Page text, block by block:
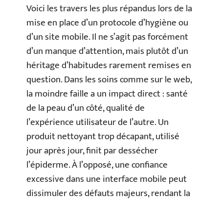
Voici les travers les plus répandus lors de la
mise en place d’un protocole d’hygiène ou
d’un site mobile. Il ne s’agit pas forcément
d’un manque d’attention, mais plutôt d’un
héritage d’habitudes rarement remises en
question. Dans les soins comme sur le web,
la moindre faille a un impact direct : santé
de la peau d’un côté, qualité de
l’expérience utilisateur de l’autre. Un
produit nettoyant trop décapant, utilisé
jour après jour, finit par dessécher
l’épiderme. À l’opposé, une confiance
excessive dans une interface mobile peut
dissimuler des défauts majeurs, rendant la